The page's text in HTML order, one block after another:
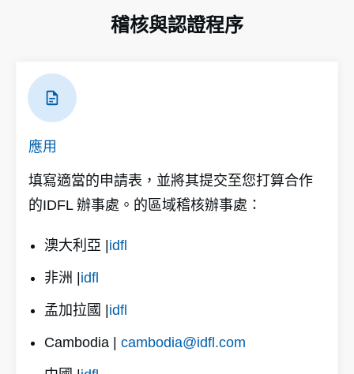
稽核與認證程序
應用
填寫適當的申請表，並將其提交至您打算合作
的IDFL 辦事處。的區域稽核辦事處：
澳大利亞 | idfl
非洲 | idfl
孟加拉國 | idfl
Cambodia | cambodia@idfl.com